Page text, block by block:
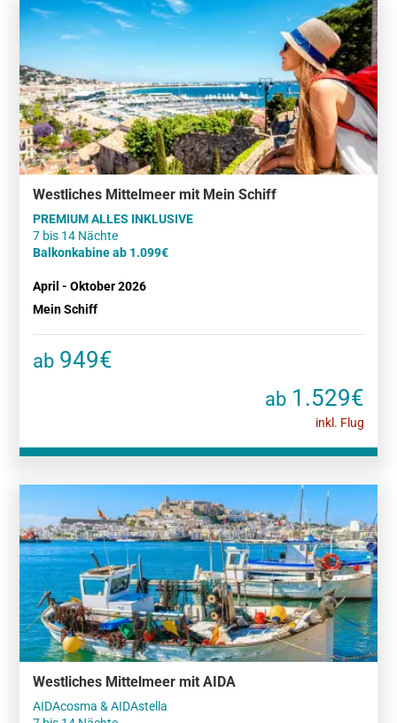
Westliches Mittelmeer mit Mein Schiff
PREMIUM ALLES INKLUSIVE
Balkonkabine ab 1.099€
April - Oktober 2026
Mein Schiff
ab 949€
ab1.529€
inkl. Flug
Westliches Mittelmeer mit AIDA
AIDAcosma & AIDAstella